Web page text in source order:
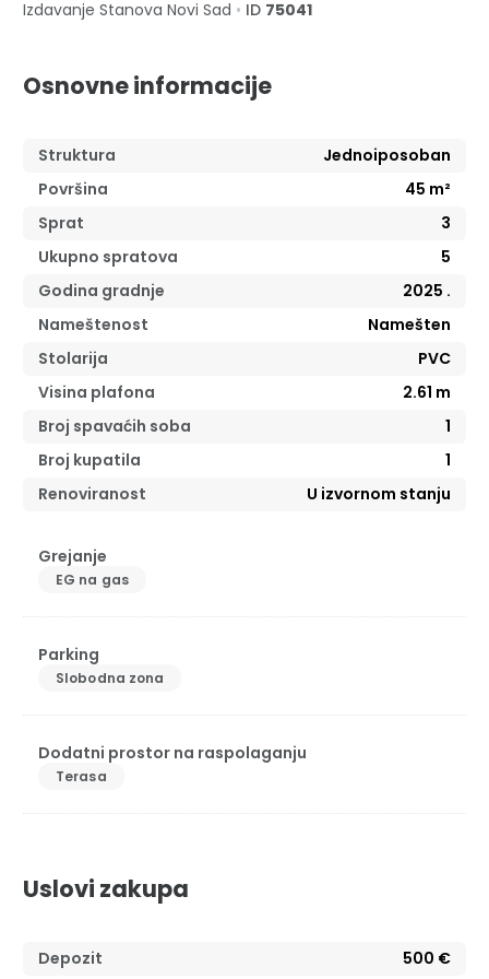
Izdavanje Stanova Novi Sad • ID 75041
Osnovne informacije
Struktura
Jednoiposoban
Površina
45 m²
Sprat
3
Ukupno spratova
5
Godina gradnje
2025 .
Nameštenost
Namešten
Stolarija
PVC
Visina plafona
2.61 m
Broj spavaćih soba
1
Broj kupatila
1
Renoviranost
U izvornom stanju
Grejanje
EG na gas
Parking
Slobodna zona
Dodatni prostor na raspolaganju
Terasa
Uslovi zakupa
Depozit 500 €